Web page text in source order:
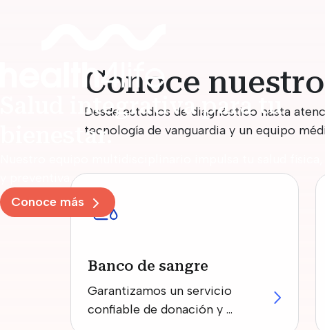
Salud integrativa para tu
bienestar.
Conoce más
Conoce
Desde estudios de diagnóstico hasta
tecnología de vanguardia y un equipo
Banco de sangre
Garantizamos un servicio
confiable de donación y